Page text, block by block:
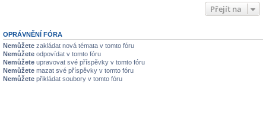
Přejít na
OPRÁVNĚNÍ FÓRA
Nemůžete zakládat nová témata v tomto fóru
Nemůžete odpovídat v tomto fóru
Nemůžete upravovat své příspěvky v tomto fóru
Nemůžete mazat své příspěvky v tomto fóru
Nemůžete přikládat soubory v tomto fóru